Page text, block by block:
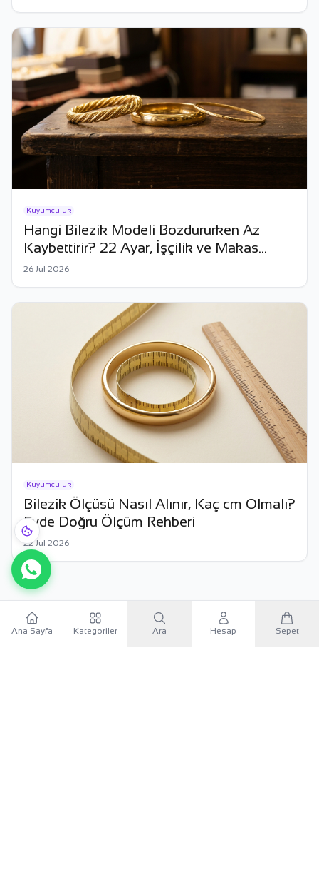
Kuyumculuk
Hangi Bilezik Modeli Bozdururken Az
Kaybettirir? 22 Ayar, İşçilik ve Makas
Rehberi
26 Jul 2026
Kuyumculuk
Bilezik Ölçüsü Nasıl Alınır, Kaç cm Olmalı?
Evde Doğru Ölçüm Rehberi
22 Jul 2026
Ana Sayfa Kategoriler Ara Hesap Sepet